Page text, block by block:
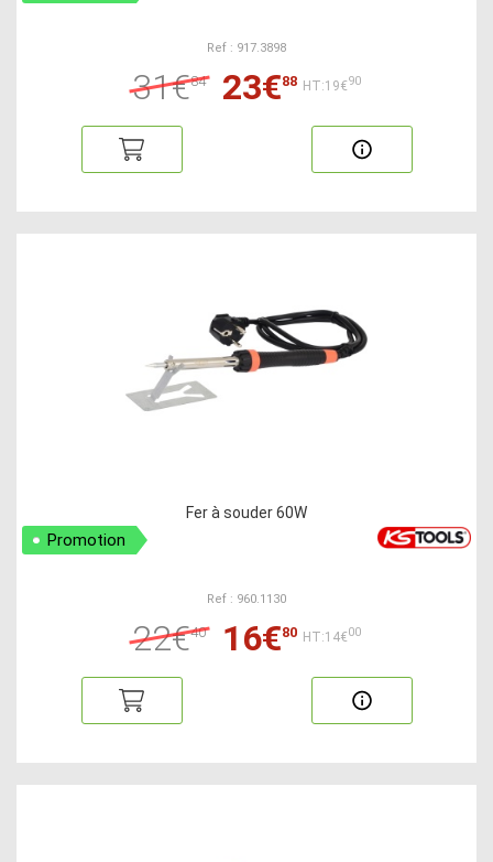
Ref : 917.3898
31€84 23€88 HT:19€90
Fer à souder 60W
Promotion
Ref : 960.1130
22€40 16€80 HT:14€00